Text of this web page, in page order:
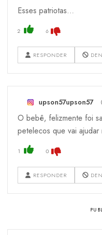
Esses patriotas...
2 6
RESPONDER
upson57upson57
O bebê, felizmente foi
petelecos que vai
1 0
RESPONDER